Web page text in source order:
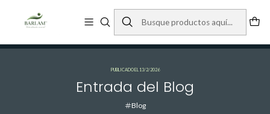
NATURALMENTE ESENCIAL
Blog Entrada del Blog
PUBLICADO EL 13/2/2026
Entrada del Blog
Blog